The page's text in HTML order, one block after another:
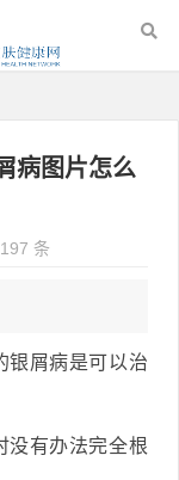
病图片怎么
条
银屑病是可以治
没有办法完全根